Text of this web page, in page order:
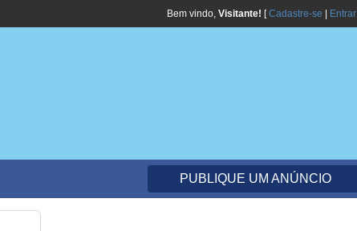
Bem vindo, Visitante! [Cadastre-se Entrar
PUBLIQUE UM ANÚNCIO